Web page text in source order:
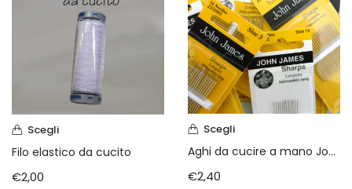
Scegli
Filo elastico da cucito
€2,00
Scegli
Aghi da cucire a mano John James
€2,40